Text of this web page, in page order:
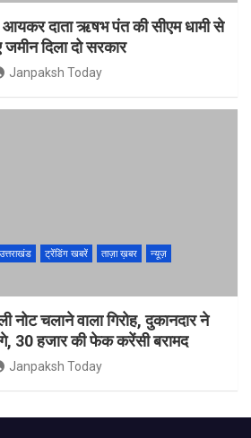
दाता ऋषभ पंत की सीएम धामी से
दिला दो सरकार
Janpaksh Today
उत्तराखंड ट्रेंडिंग खबरें ताज़ा ख़बर
न्यूज़
नोट चलाने वाला गिरोह, दुकानदार ने
30 हजार की फेक करेंसी बरामद
Janpaksh Today